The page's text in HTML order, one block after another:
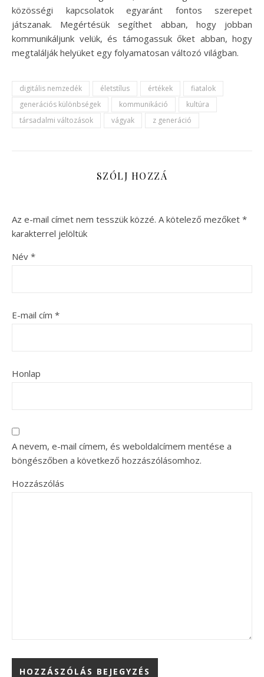
közösségi kapcsolatok egyaránt fontos szerepet
játszanak. Megértésük segíthet abban, hogy jobban
kommunikáljunk velük, és támogassuk őket abban, hogy
megtalálják helyüket egy folyamatosan változó világban.
digitális nemzedék életstílus értékek
fiatalok
generációs különbségek
kommunikáció
kultúra
társadalmi változások
vágyak z generáció
SZÓLJ HOZZÁ
Az e-mail címet nem tesszük közzé. A kötelező mezőket *
karakterrel jelöltük
Név *
E-mail cím *
Honlap
A nevem, e-mail címem, és weboldalcímem mentése a
böngészőben a következő hozzászólásomhoz.
Hozzászólás